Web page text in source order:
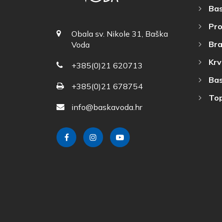
Obala sv. Nikole 31, Baška
Voda
+385(0)21 620713
+385(0)21 678754
info@baskavoda.hr